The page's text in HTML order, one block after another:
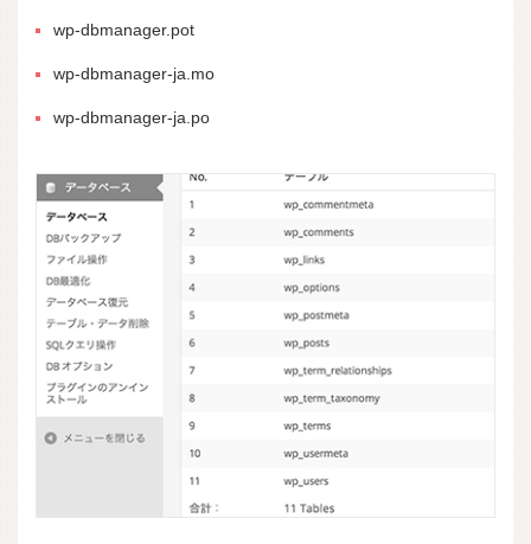
wp-dbmanager.pot
wp-dbmanager-ja.mo
wp-dbmanager-ja.po